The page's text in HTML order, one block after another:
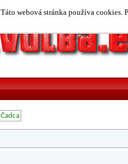
Táto webová stránka používa cookies.
Čadca